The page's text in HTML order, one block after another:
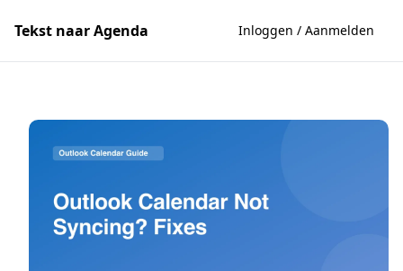
Tekst naar Agenda Inloggen / Aanmelden